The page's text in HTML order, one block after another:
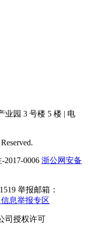
业园 3 号楼 5 楼 | 电
2017-0006 浙公网安备
举报邮箱：
息举报专区
司授权许可